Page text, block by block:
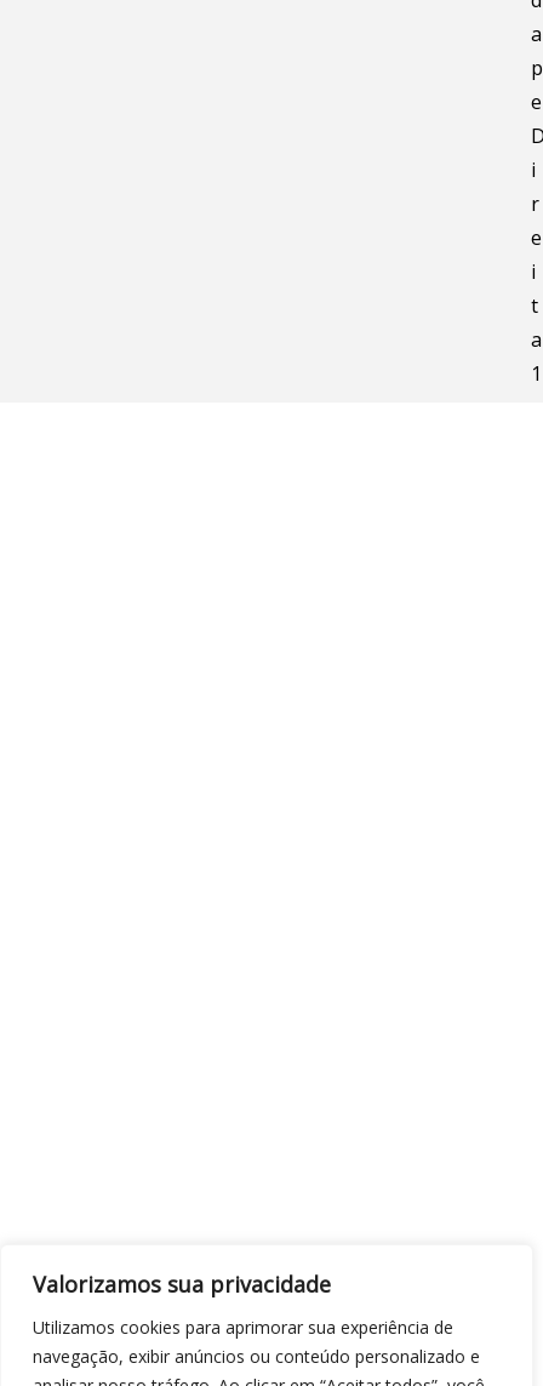
Valorizamos sua privacidade
Utilizamos cookies para aprimorar sua experiência de
navegação, exibir anúncios ou conteúdo personalizado e